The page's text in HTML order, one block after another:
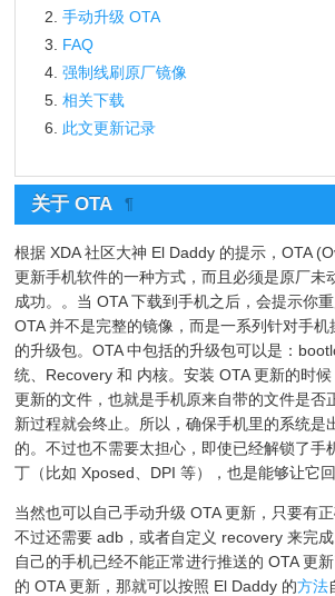
手动升级 OTA
FAQ
强制线刷原厂镜像
相关下载
此文更新记录
关于 OTA ¶
根据 XDA 社区大神 El Daddy 的提示，OTA
更新手机软件的一种方式，而且必须是原厂未
成功。。当 OTA 下载到手机之后，会提示你重
OTA 并不是完整的镜像，而是一系列针对手机
的升级包。OTA 中包括的升级包可以是：
统、Recovery 和 内核。安装 OTA 更新的时
更新的文件，也就是手机原来自带的文件是否
新过程就会终止。所以，确保手机里的系统是
的。不过也不需要太担心，即使已经解锁了手
丁（比如 Xposed、DPI 等），也是能够让它
当然也可以自己手动升级 OTA 更新，只要有
不过还需要 adb，或者自定义 recovery 来完
自己的手机已经不能正常进行推送的 OTA 更
的 OTA 更新，那就可以按照 El Daddy 的方法